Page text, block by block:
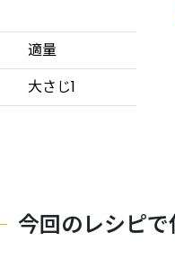
適量
大さじ1
今回のレシピ